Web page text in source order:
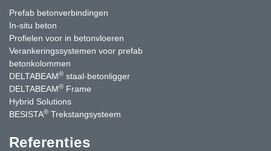
Prefab betonverbindingen
In-situ beton
Profielen voor in betonvloeren
Verankeringssystemen voor prefab
betonkolommen
DELTABEAM® staal-betonligger
DELTABEAM® Frame
Hybrid Solutions
BESISTA® Trekstangsysteem
Referenties